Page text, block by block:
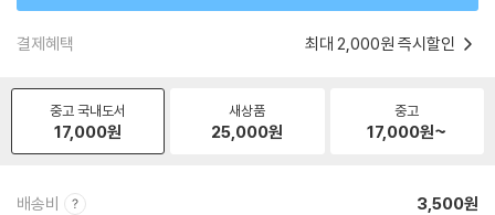
결제혜택 최대 2,000원 즉시할인
중고 국내도서
17,000원
새상품
25,000원
중고
17,000원~
배송비 3,500원